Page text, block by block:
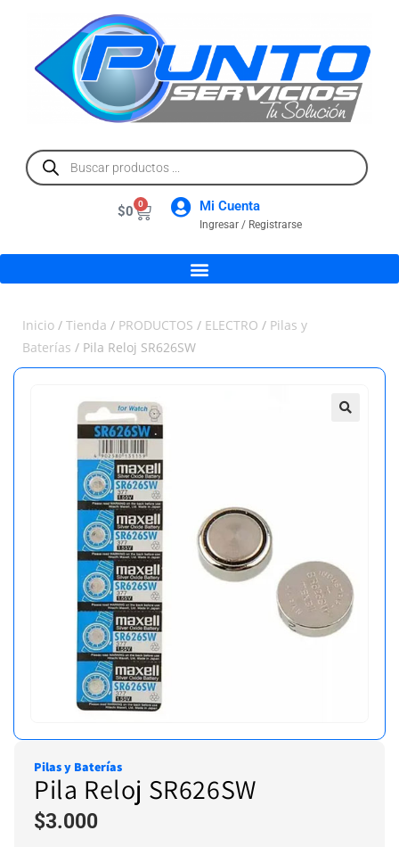
$0 0 Mi Cuenta
Ingresar / Registrarse
Inicio / Tienda / PRODUCTOS / ELECTRO / Pilas y
Baterías / Pila Reloj SR626SW
Pilas y Baterías
Pila Reloj SR626SW
$3.000